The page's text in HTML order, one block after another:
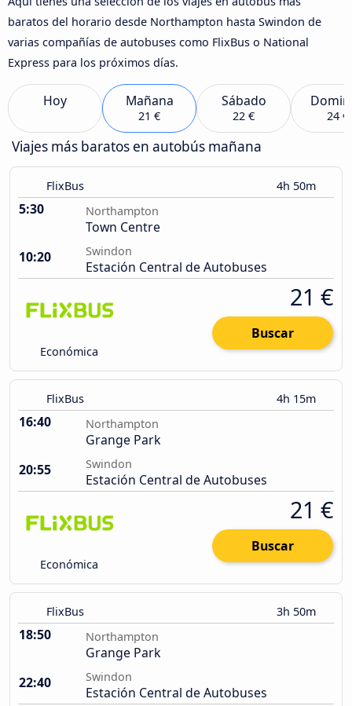
baratos del horario desde Northampton hasta Swindon de
varias compañías de autobuses como FlixBus o National
Express para los próximos días.
Hoy Mañana
21 €
Sábado
22 € 24 €
Viajes más baratos en autobús mañana
FlixBus 4h 50m
5:30 Northampton
Town Centre
10:20
Swindon
Estación Central de Autobuses
Económica
21 €
Buscar
FlixBus 4h 15m
16:40 Northampton
Grange Park
20:55
Swindon
Estación Central de Autobuses
Económica
21 €
Buscar
FlixBus 3h 50m
18:50 Northampton
Grange Park
22:40
Swindon
Estación Central de Autobuses